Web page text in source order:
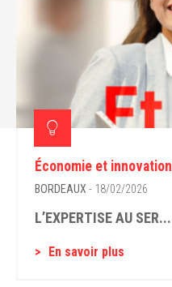
Économie et innovation
BORDEAUX - 18/02/2026
L’EXPERTISE AU SER...
En savoir plus